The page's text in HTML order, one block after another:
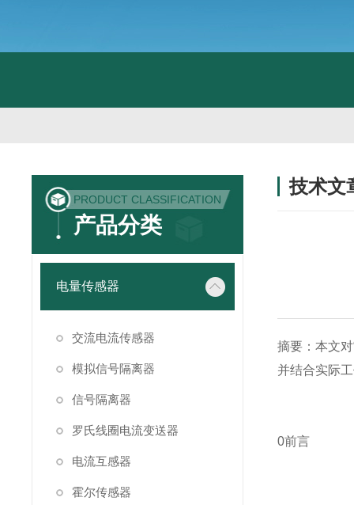
PRODUCT CLASSIFICATION
产品分类
电量传感器
交流电流传感器
模拟信号隔离器
信号隔离器
罗氏线圈电流变送器
电流互感器
霍尔传感器
技术文
摘要：本文
并结合实际
0前言